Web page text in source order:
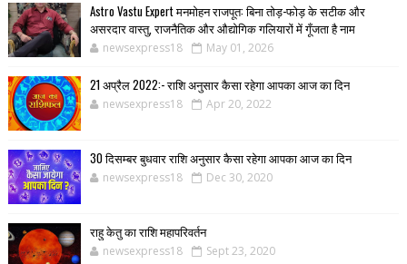
Astro Vastu Expert मनमोहन राजपूत: बिना तोड़-फोड़ के सटीक और
असरदार वास्तु, राजनैतिक और औद्योगिक गलियारों में गूँजता है नाम
newsexpress18 May 01, 2026
21 अप्रैल 2022:- राशि अनुसार कैसा रहेगा आपका आज का दिन
newsexpress18 Apr 20, 2022
30 दिसम्बर बुधवार राशि अनुसार कैसा रहेगा आपका आज का दिन
newsexpress18 Dec 30, 2020
राहु केतु का राशि महापरिवर्तन
newsexpress18 Sept 23, 2020